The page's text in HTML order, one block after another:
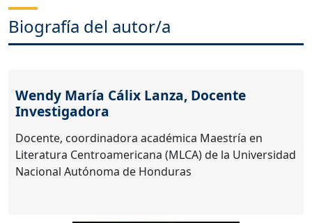
Biografía del autor/a
Wendy María Cálix Lanza, Docente
Investigadora
Docente, coordinadora académica Maestría en
Literatura Centroamericana (MLCA) de la Universidad
Nacional Autónoma de Honduras